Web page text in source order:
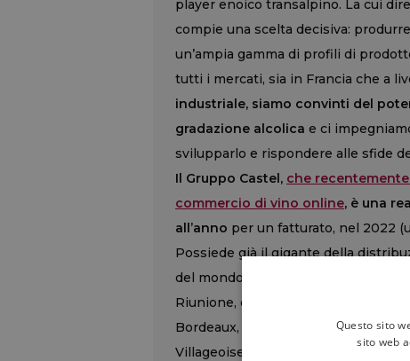
player enoico transalpino. La cui
compie una scelta decisiva:
un’ampia gamma di profili di
tutti i mercati, sia in Francia che a
industriale, siamo convinti del
gradazione alcolica e ci
svilupparlo e rispondere alle sfide
Il Gruppo Castel, che
commercio di vino online, è una
all’anno per un fatturato, nel 2022
Possiede già il gigante della
del mondo), il sito di e-commerce
Riunione, oltre a un ampio
Bordeaux, a Roche Mazet nel Pays
Villageoise e Vieux Papes, Kriter e
Questo sito
sito web